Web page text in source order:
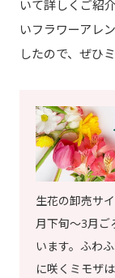
いて詳しくご紹
いフラワーアレ
したので、ぜひ
生花の卸売サ
月下旬～3月ご
います。ふわ
に咲くミモザ